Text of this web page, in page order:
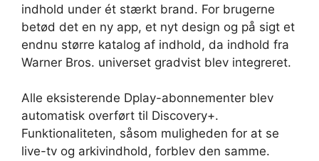
indhold under ét stærkt brand. For brugerne
betød det en ny app, et nyt design og på sigt et
endnu større katalog af indhold, da indhold fra
Warner Bros. universet gradvist blev integreret.
Alle eksisterende Dplay-abonnementer blev
automatisk overført til Discovery+.
Funktionaliteten, såsom muligheden for at se
live-tv og arkivindhold, forblev den samme.